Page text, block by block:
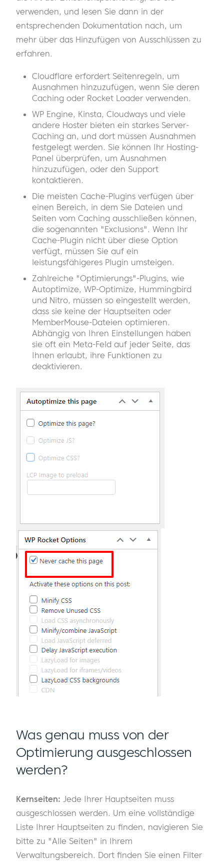
verwenden, und lesen Sie dann in der
entsprechenden Dokumentation nach, um
mehr über das Hinzufügen von Ausschlüssen zu
erfahren.
Cloudflare erfordert Seitenregeln, um
Ausnahmen hinzuzufügen, wenn Sie deren
Caching oder Rocket Loader verwenden.
WP Engine, Kinsta, Cloudways und viele
andere Hoster bieten ein starkes Server-
Caching an, und dort müssen Ausnahmen
festgelegt werden. Sie können Ihr Hosting-
Panel überprüfen, um Ausnahmen
hinzuzufügen, oder den Support
kontaktieren.
Die meisten Cache-Plugins verfügen über
einen Bereich, in dem Sie Dateien und
Seiten vom Caching ausschließen können,
die sogenannten "Exclusions". Wenn Ihr
Cache-Plugin nicht über diese Option
verfügt, müssen Sie auf ein
leistungsfähigeres Plugin umsteigen.
Zahlreiche "Optimierungs"-Plugins, wie
Autoptimize, WP-Optimize, Hummingbird
und Nitro, müssen so eingestellt werden,
dass sie keine der Hauptseiten oder
MemberMouse-Dateien optimieren.
Abhängig von Ihren Einstellungen haben
sie oft ein Meta-Feld auf jeder Seite, das
Ihnen erlaubt, ihre Funktionen zu
deaktivieren.
Was genau muss von der
Optimierung ausgeschlossen
werden?
Kernseiten: Jede Ihrer Hauptseiten muss
ausgeschlossen werden. Um eine vollständige
Liste Ihrer Hauptseiten zu finden, navigieren Sie
bitte zu "Alle Seiten" in Ihrem
Verwaltungsbereich. Dort finden Sie einen Filter